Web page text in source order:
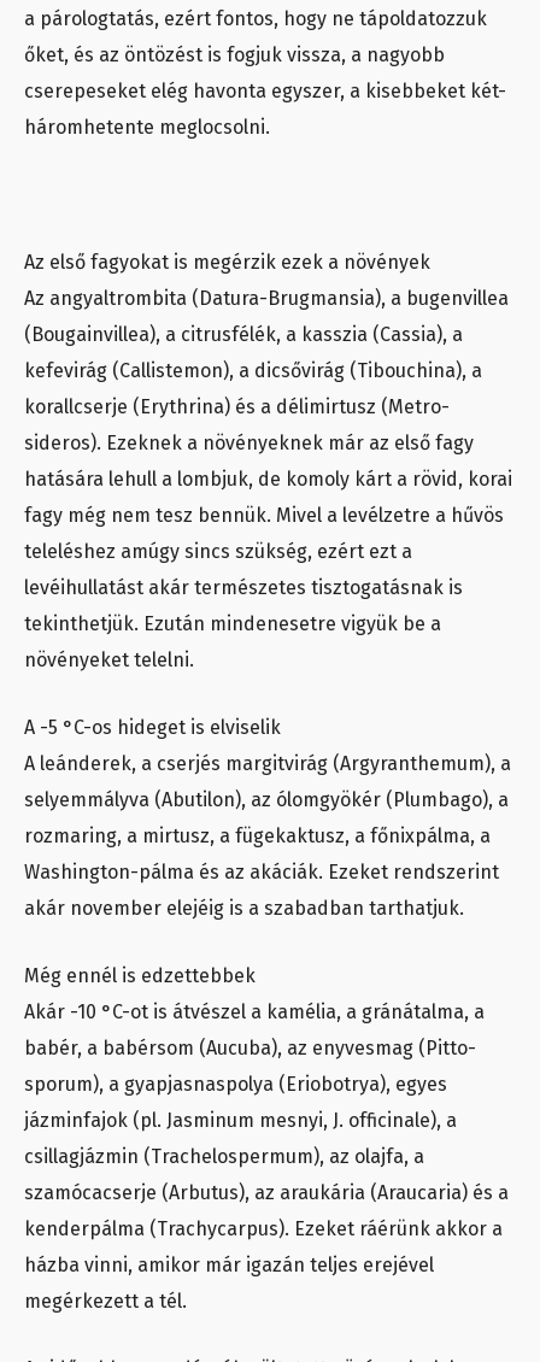
a párologtatás, ezért fontos, hogy ne tápoldatozzuk
őket, és az öntözést is fogjuk vissza, a nagyobb
cserepeseket elég havonta egyszer, a kisebbeket két-
háromhetente meglocsolni.
Az első fagyokat is megérzik ezek a növények
Az angyaltrombita (Datura-Brugmansia), a bugenvillea
(Bougainvillea), a citrusfélék, a kasszia (Cassia), a
kefevirág (Callistemon), a dicsővirág (Tibouchina), a
korallcserje (Erythrina) és a délimirtusz (Metro-
sideros). Ezeknek a növényeknek már az első fagy
hatására lehull a lombjuk, de komoly kárt a rövid, korai
fagy még nem tesz bennük. Mivel a levélzetre a hűvös
teleléshez amúgy sincs szükség, ezért ezt a
levéihullatást akár természetes tisztogatásnak is
tekinthetjük. Ezután mindenesetre vigyük be a
növényeket telelni.
A -5 °C-os hideget is elviselik
A leánderek, a cserjés margitvirág (Argyranthemum), a
selyemmályva (Abutilon), az ólomgyökér (Plumbago), a
rozmaring, a mirtusz, a fügekaktusz, a főnixpálma, a
Washington-pálma és az akáciák. Ezeket rendszerint
akár november elejéig is a szabadban tarthatjuk.
Még ennél is edzettebbek
Akár -10 °C-ot is átvészel a kamélia, a gránátalma, a
babér, a babérsom (Aucuba), az enyvesmag (Pitto-
sporum), a gyapjasnaspolya (Eriobotrya), egyes
jázminfajok (pl. Jasminum mesnyi, J. officinale), a
csillagjázmin (Trachelospermum), az olajfa, a
szamócacserje (Arbutus), az araukária (Araucaria) és a
kenderpálma (Trachycarpus). Ezeket ráérünk akkor a
házba vinni, amikor már igazán teljes erejével
megérkezett a tél.